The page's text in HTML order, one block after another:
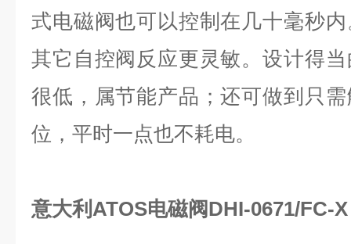
式电磁阀也可以控制在几十毫秒
其它自控阀反应更灵敏。设计得
很低，属节能产品；还可做到只
位，平时一点也不耗电。
意大利ATOS电磁阀DHI-0671/FC-X